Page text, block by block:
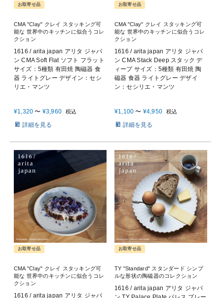
お取寄せ品
CMA "Clay" クレイ スタッキング可
能な 世界中のキッチンに似合うコレ
クション
1616 / arita japan アリタ ジャパ
ン CMA Soft Flat ソフト フラット
サイズ：5種類 有田焼 陶磁器 食
器 ライトグレー デザイン：セシ
リエ・マンツ
¥1,320 〜 ¥3,960 税込
詳細を見る
お取寄せ品
CMA "Clay" クレイ スタッキング可
能な 世界中のキッチンに似合うコレ
クション
1616 / arita japan アリタ ジャパ
ン CMA Stack Deep スタック デ
ィープ サイズ：5種類 有田焼 陶
磁器 食器 ライトグレー デザイ
ン：セシリエ・マンツ
¥1,100 〜 ¥4,950 税込
詳細を見る
お取寄せ品
CMA "Clay" クレイ スタッキング可
能な 世界中のキッチンに似合うコレ
クション
1616 / arita japan アリタ ジャパ
お取寄せ品
TY "Standard" スタンダード シンプ
ルな形状の陶磁器のコレクション
1616 / arita japan アリタ ジャパ